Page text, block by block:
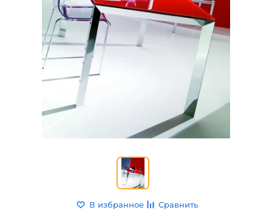
В избранное Сравнить